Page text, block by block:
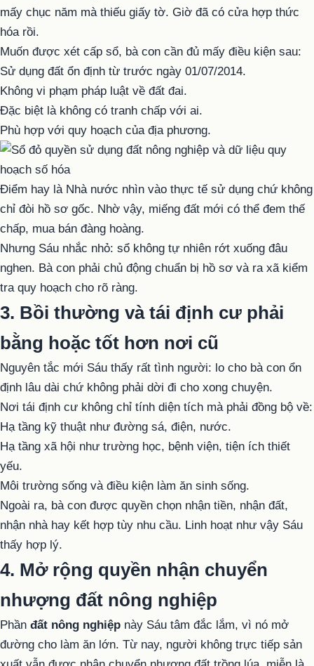
mấy chục năm mà thiếu giấy tờ. Giờ đã có cửa hợp thức
hóa rồi.
Muốn được xét cấp sổ, bà con cần đủ mấy điều kiện sau:
Sử dụng đất ổn định từ trước ngày 01/07/2014.
Không vi phạm pháp luật về đất đai.
Đặc biệt là không có tranh chấp với ai.
Phù hợp với quy hoạch của địa phương.
Điểm hay là Nhà nước nhìn vào thực tế sử dụng chứ không
chỉ đòi hồ sơ gốc. Nhờ vậy, miếng đất mới có thể đem thế
chấp, mua bán đàng hoàng.
Nhưng Sáu nhắc nhỏ: sổ không tự nhiên rớt xuống đâu
nghen. Bà con phải chủ động chuẩn bị hồ sơ và ra xã kiểm
tra quy hoạch cho rõ ràng.
3. Bồi thường và tái định cư phải
bằng hoặc tốt hơn nơi cũ
Nguyên tắc mới Sáu thấy rất tình người: lo cho bà con ổn
định lâu dài chứ không phải dời đi cho xong chuyện.
Nơi tái định cư không chỉ tính diện tích mà phải đồng bộ về:
Hạ tầng kỹ thuật như đường sá, điện, nước.
Hạ tầng xã hội như trường học, bệnh viện, tiện ích thiết
yếu.
Môi trường sống và điều kiện làm ăn sinh sống.
Ngoài ra, bà con được quyền chọn nhận tiền, nhận đất,
nhận nhà hay kết hợp tùy nhu cầu. Linh hoạt như vậy Sáu
thấy hợp lý.
4. Mở rộng quyền nhận chuyển
nhượng đất nông nghiệp
Phần đất nông nghiệp này Sáu tâm đắc lắm, vì nó mở
đường cho làm ăn lớn. Từ nay, người không trực tiếp sản